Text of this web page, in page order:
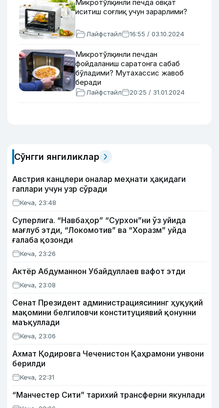
Микротўлқинли печда овқат
иситиш соғлиқ учун зарарлими?
Лайфстайл 16:55 / 03.10.2024
Микротўлқинли печдан
фойдаланиш саратонга сабаб
бўладими? Мутахассис жавоб
беради
Лайфстайл 20:25 / 31.01.2024
Сўнгги янгиликлар
Австрия канцлери оналар меҳнати ҳақидаги
гаплари учун узр сўради
Кеча, 23:48
Суперлига. “Навбаҳор” “Сурхон”ни ўз уйида
мағлуб этди, “Локомотив” ва “Хоразм” уйда
ғалаба қозонди
Кеча, 23:26
Актёр Абду­маннон Убайдуллаев вафот этди
Кеча, 23:08
Сенат Президент администрациясининг ҳуқуқий
мақомини белгиловчи конституциявий қонунни
маъқуллади
Кеча, 23:06
Ахмат Қодировга Чеченистон Қаҳрамони унвони
берилди
Кеча, 22:31
“Манчестер Сити” тарихий трансферни якунлади